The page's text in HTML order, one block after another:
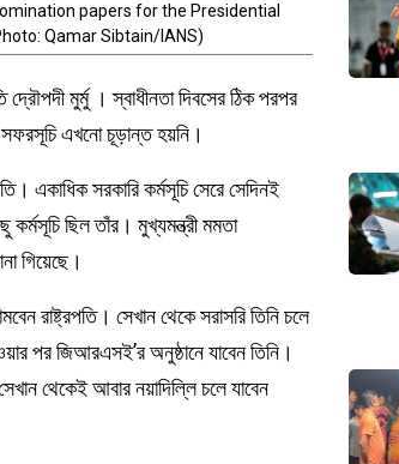
papers for the Presidential
Qamar Sibtain/IANS)
মুর্মু । স্বাধীনতা দিবসের ঠিক পরপর
সফরসূচি এখনো চূড়ান্ত হয়নি।
একাধিক সরকারি কর্মসূচি সেরে সেদিনই
কর্মসূচি ছিল তাঁর। মুখ্যমন্ত্রী মমতা
গিয়েছে।
রাষ্ট্রপতি। সেখান থেকে সরাসরি তিনি চলে
পর জিআরএসই’‌র অনুষ্ঠানে যাবেন তিনি।
থেকেই আবার নয়াদিল্লি চলে যাবেন